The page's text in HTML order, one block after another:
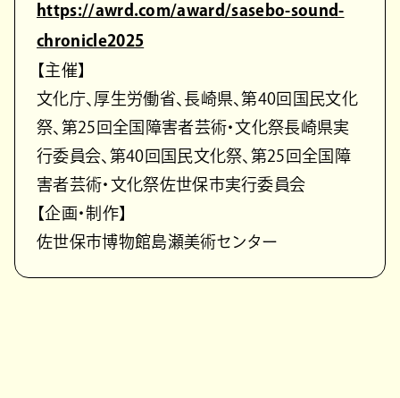
https://awrd.com/award/sasebo-sound-
chronicle2025
【主催】
文化庁、厚生労働省、長崎県、第40回国民文化
祭、第25回全国障害者芸術・文化祭長崎県実
行委員会、第40回国民文化祭、第25回全国障
害者芸術・文化祭佐世保市実行委員会
【企画・制作】
佐世保市博物館島瀬美術センター